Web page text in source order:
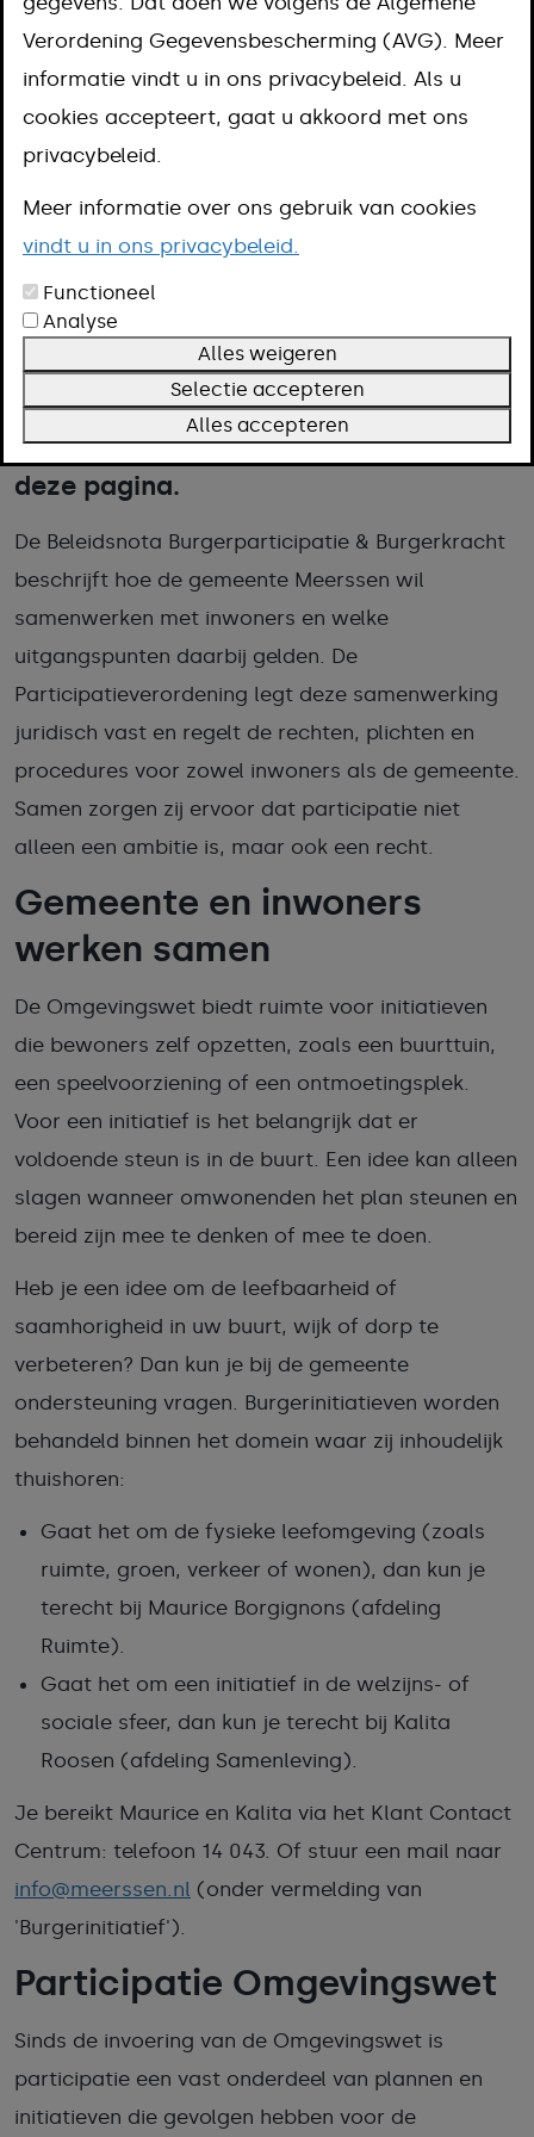
gemeentelijke organisatie en inwoners
samen aan een prettige en leefbare
omgeving. Inwoners kennen hun buurt,
wijk en dorp het beste en hebben vaak
verbeteren. Daarom ondersteunt de
burgerkracht en participatie. De
afspraken hierover zijn vastgelegd in
een beleidsnota en in een verordening.
Deze documenten vind je onderaan
deze pagina.
De Beleidsnota Burgerparticipatie & Burgerkracht
beschrijft hoe de gemeente Meerssen wil
samenwerken met inwoners en welke
uitgangspunten daarbij gelden. De
Participatieverordening legt deze samenwerking
juridisch vast en regelt de rechten, plichten en
procedures voor zowel inwoners als de gemeente.
Samen zorgen zij ervoor dat participatie niet
alleen een ambitie is, maar ook een recht.
Gemeente en inwoners
werken samen
De Omgevingswet biedt ruimte voor initiatieven
die bewoners zelf opzetten, zoals een buurttuin,
een speelvoorziening of een ontmoetingsplek.
Voor een initiatief is het belangrijk dat er
voldoende steun is in de buurt. Een idee kan alleen
slagen wanneer omwonenden het plan steunen en
bereid zijn mee te denken of mee te doen.
Heb je een idee om de leefbaarheid of
saamhorigheid in uw buurt, wijk of dorp te
verbeteren? Dan kun je bij de gemeente
ondersteuning vragen. Burgerinitiatieven worden
behandeld binnen het domein waar zij inhoudelijk
thuishoren:
Gaat het om de fysieke leefomgeving (zoals
ruimte, groen, verkeer of wonen), dan kun je
terecht bij Maurice Borgignons (afdeling
Ruimte).
Gaat het om een initiatief in de welzijns- of
sociale sfeer, dan kun je terecht bij Kalita
Roosen (afdeling Samenleving).
Je bereikt Maurice en Kalita via het Klant Contact
Centrum: telefoon 14 043. Of stuur een mail naar
info@meerssen.nl (onder vermelding van
'Burgerinitiatief').
Participatie Omgevingswet
Sinds de invoering van de Omgevingswet is
participatie een vast onderdeel van plannen en
initiatieven die gevolgen hebben voor de
Verordening Gegevensbescherming (AVG). Meer
informatie vindt u in ons privacybeleid. Als u
cookies accepteert, gaat u akkoord met ons
privacybeleid.
Meer informatie over ons gebruik van cookies
vindt u in ons privacybeleid.
Functioneel
Analyse
Alles weigeren
Selectie accepteren
Alles accepteren